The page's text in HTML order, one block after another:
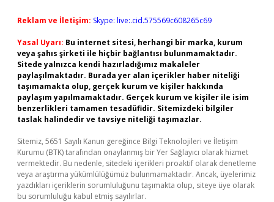
Reklam ve İletişim: Skype: live:.cid.575569c608265c69
Yasal Uyarı: Bu internet sitesi, herhangi bir marka, kurum
veya şahıs şirketi ile hiçbir bağlantısı bulunmamaktadır.
Sitede yalnızca kendi hazırladığımız makaleler
paylaşılmaktadır. Burada yer alan içerikler haber niteliği
taşımamakta olup, gerçek kurum ve kişiler hakkında
paylaşım yapılmamaktadır. Gerçek kurum ve kişiler ile isim
benzerlikleri tamamen tesadüfidir. Sitemizdeki bilgiler
taslak halindedir ve tavsiye niteliği taşımazlar.
Sitemiz, 5651 Sayılı Kanun gereğince Bilgi Teknolojileri ve İletişim
Kurumu (BTK) tarafından onaylanmış bir Yer Sağlayıcı olarak hizmet
vermektedir. Bu nedenle, sitedeki içerikleri proaktif olarak denetleme
veya araştırma yükümlülüğümüz bulunmamaktadır. Ancak, üyelerimiz
yazdıkları içeriklerin sorumluluğunu taşımakta olup, siteye üye olarak
bu sorumluluğu kabul etmiş sayılırlar.